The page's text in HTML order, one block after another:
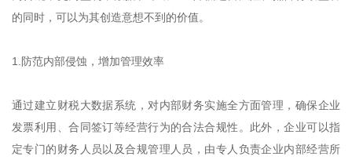
的同时，可以为其创造意想不到的价值。
1.防范内部侵蚀，增加管理效率
通过建立财税大数据系统，对内部财务实施全方面管理，确保企业
发票利用、合同签订等经营行为的合法合规性。此外，企业可以指
定专门的财务人员以及合规管理人员，由专人负责企业内部经营所